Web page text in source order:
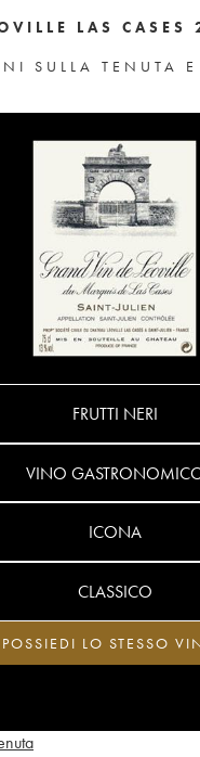
LAS CASES
SULLA TENUTA E
FRUTTI NERI
VINO
ICONA
CLASSICO
POSSIEDI LO STESSO